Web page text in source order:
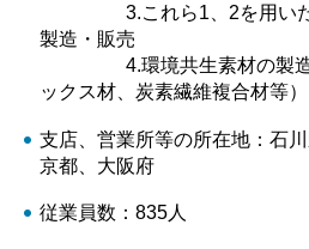
3.これら1、2を用いた
製造・販売
4.環境共生素材の製造・
ックス材、炭素繊維複合材等）
支店、営業所等の所在地：石
京都、大阪府
従業員数：835人